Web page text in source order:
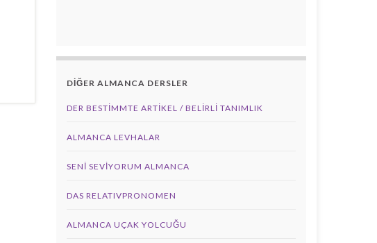
DİĞER ALMANCA DERSLER
DER BESTIMMTE ARTIKEL / BELIRLI TANIMLIK
ALMANCA LEVHALAR
SENI SEVIYORUM ALMANCA
DAS RELATIVPRONOMEN
ALMANCA UÇAK YOLCUĞU